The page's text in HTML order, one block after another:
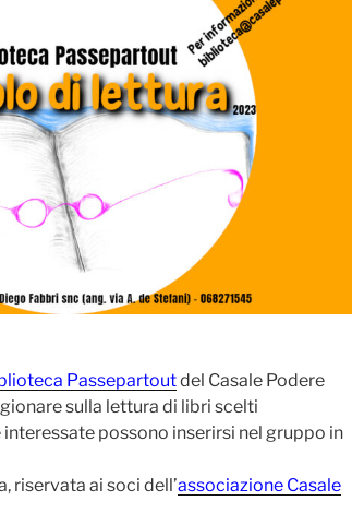
Passepartoutdel Casale Podere
sulla lettura di libri scelti
possono inserirsi nel gruppo in
riservata ai soci dell’associazione Casale